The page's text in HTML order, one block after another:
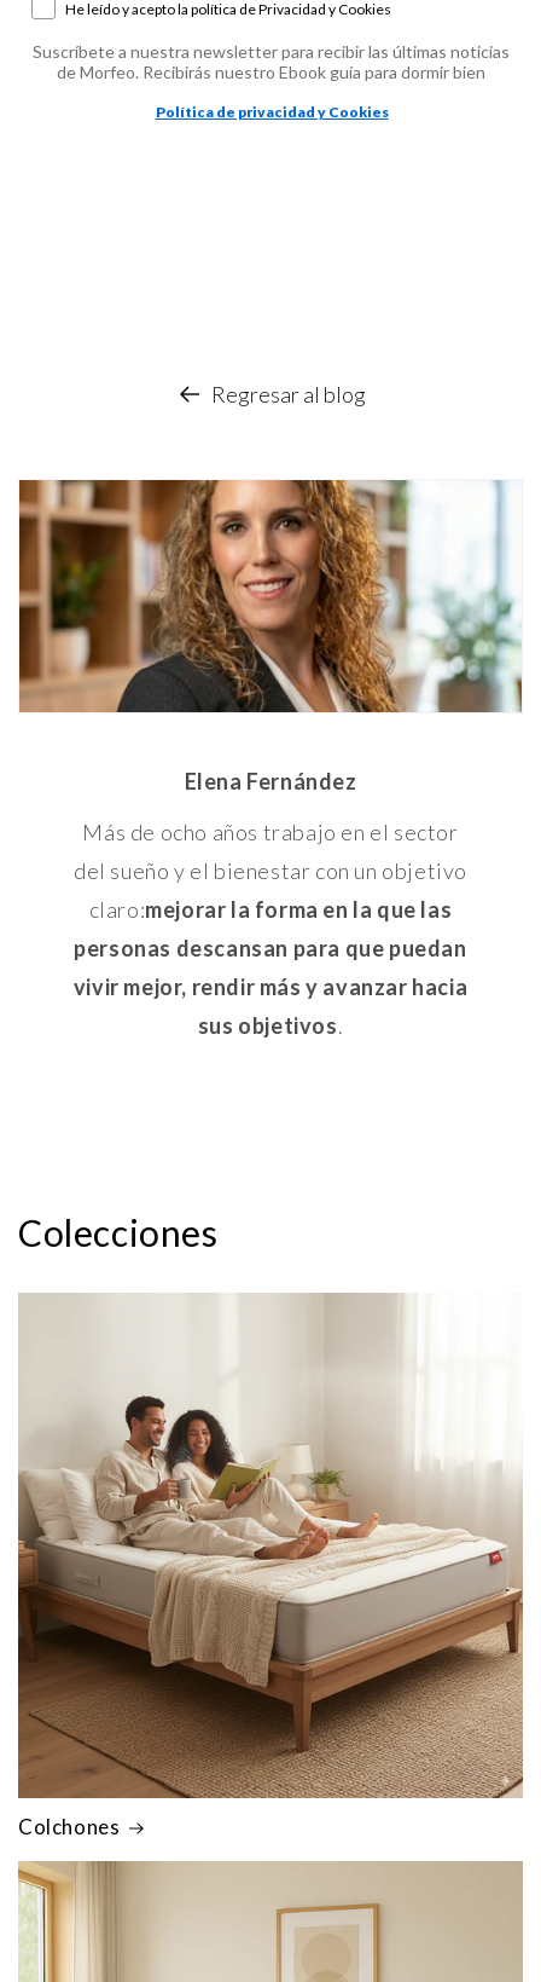
He leído y acepto la política de Privacidad y Cookies
Suscríbete a nuestra newsletter para recibir las últimas noticias
de Morfeo. Recibirás nuestro Ebook guía para dormir bien
Política de privacidad y Cookies
Regresar al blog
Elena Fernández
Más de ocho años trabajo en el sector
del sueño y el bienestar con un objetivo
claro:mejorar la forma en la que las
personas descansan para que puedan
vivir mejor, rendir más y avanzar hacia
sus objetivos.
Colecciones
Colchones